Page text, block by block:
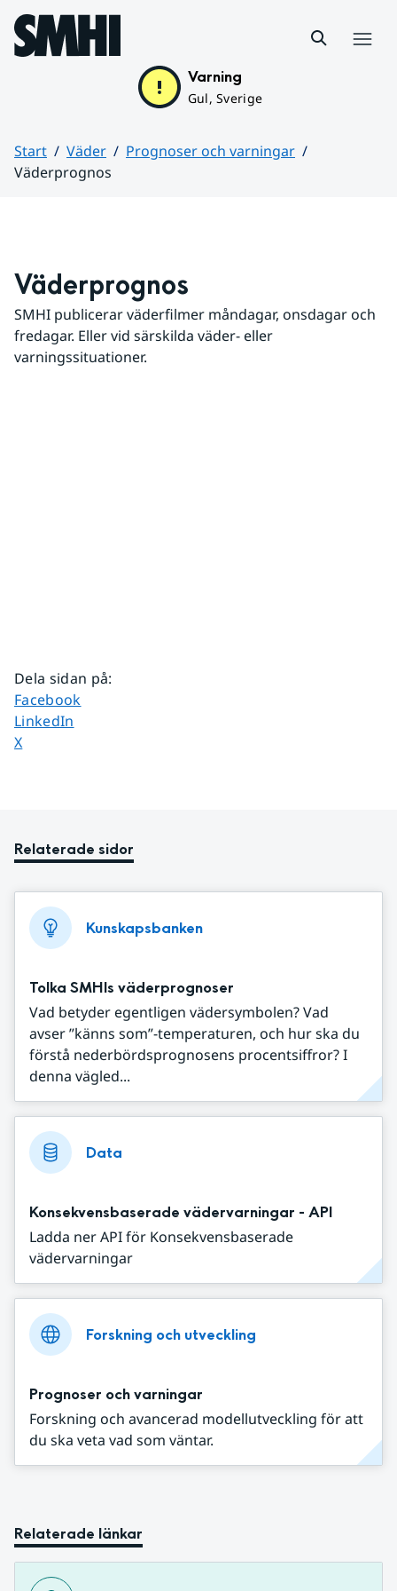
Hoppa till sidans innehåll
Varning
Gul, Sverige
Start Väder
Prognoser och varningar
Väderprognos
Väderprognos
SMHI publicerar väderfilmer måndagar, onsdagar och
fredagar. Eller vid särskilda väder- eller
varningssituationer.
Dela sidan på:
Dela sidan på
Facebook
Dela sidan på
LinkedIn
Dela sidan på
X
Relaterade sidor
Kunskapsbanken
Tolka SMHIs väderprognoser
Vad betyder egentligen vädersymbolen? Vad
avser ”känns som”-temperaturen, och hur ska du
förstå nederbördsprognosens procentsiffror? I
denna vägled...
Data
Konsekvensbaserade vädervarningar - API
Ladda ner API för Konsekvensbaserade
vädervarningar
Forskning och utveckling
Prognoser och varningar
Forskning och avancerad modellutveckling för att
du ska veta vad som väntar.
Relaterade länkar